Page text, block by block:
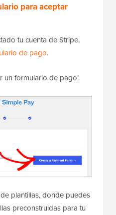
para aceptar
tu cuenta de Stripe,
de pago.
un formulario de pago’.
plantillas, donde puedes
preconstruidas para tu